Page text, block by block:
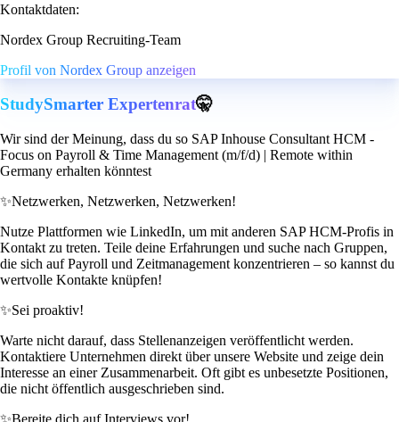
Kontaktdaten:
Nordex Group Recruiting-Team
Profil von Nordex Group anzeigen
StudySmarter Expertenrat🤫
Wir sind der Meinung, dass du so SAP Inhouse Consultant HCM -
Focus on Payroll & Time Management (m/f/d) | Remote within
Germany erhalten könntest
✨Netzwerken, Netzwerken, Netzwerken!
Nutze Plattformen wie LinkedIn, um mit anderen SAP HCM-Profis in
Kontakt zu treten. Teile deine Erfahrungen und suche nach Gruppen,
die sich auf Payroll und Zeitmanagement konzentrieren – so kannst du
wertvolle Kontakte knüpfen!
✨Sei proaktiv!
Warte nicht darauf, dass Stellenanzeigen veröffentlicht werden.
Kontaktiere Unternehmen direkt über unsere Website und zeige dein
Interesse an einer Zusammenarbeit. Oft gibt es unbesetzte Positionen,
die nicht öffentlich ausgeschrieben sind.